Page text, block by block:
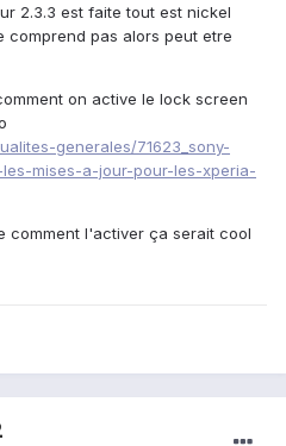
2.3.3 est faite tout est nickel
comprend pas alors peut etre
on active le lock screen
generales/71623_sony-
mises-a-jour-pour-les-xperia-
comment l'activer ça serait cool